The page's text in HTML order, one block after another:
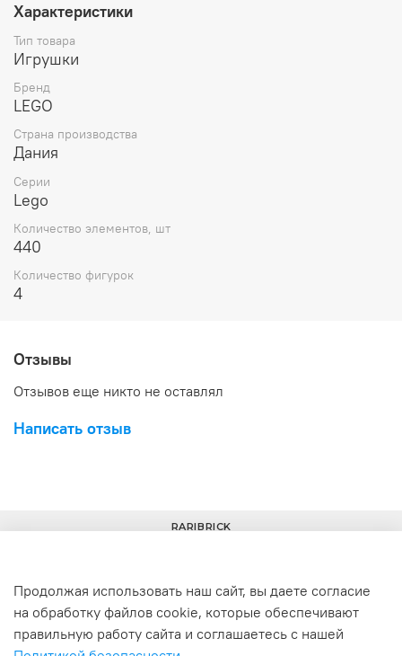
Характеристики
Тип товара
Игрушки
Бренд
LEGO
Страна производства
Дания
Серии
Lego
Количество элементов, шт
440
Количество фигурок
4
Отзывы
Отзывов еще никто не оставлял
Написать отзыв
+7(977) 633-00-30
info@raribrick.ru
RARIBRICK
Продолжая использовать наш сайт, вы даете согласие
на обработку файлов cookie, которые обеспечивают
правильную работу сайта и соглашаетесь с нашей